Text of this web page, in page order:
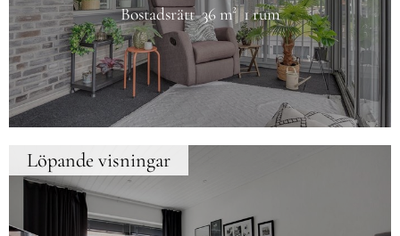
Bostadsrätt 36 m² 1 rum
Löpande visningar